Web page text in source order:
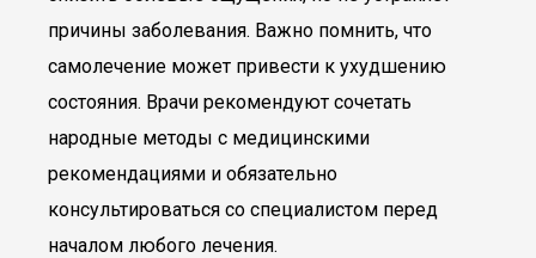
причины заболевания. Важно помнить, что
самолечение может привести к ухудшению
состояния. Врачи рекомендуют сочетать
народные методы с медицинскими
рекомендациями и обязательно
консультироваться со специалистом перед
началом любого лечения.